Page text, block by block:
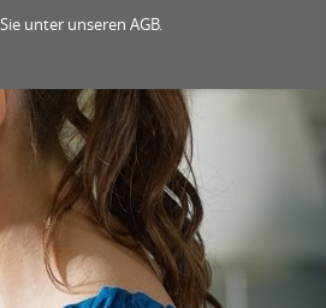
unter unseren AGB.